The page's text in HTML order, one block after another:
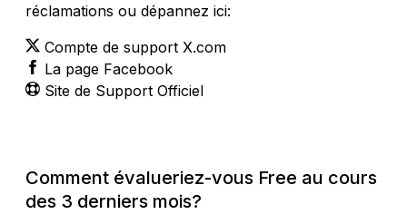
réclamations ou dépannez ici:
Compte de support X.com
La page Facebook
Site de Support Officiel
Comment évalueriez-vous Free au cours
des 3 derniers mois?